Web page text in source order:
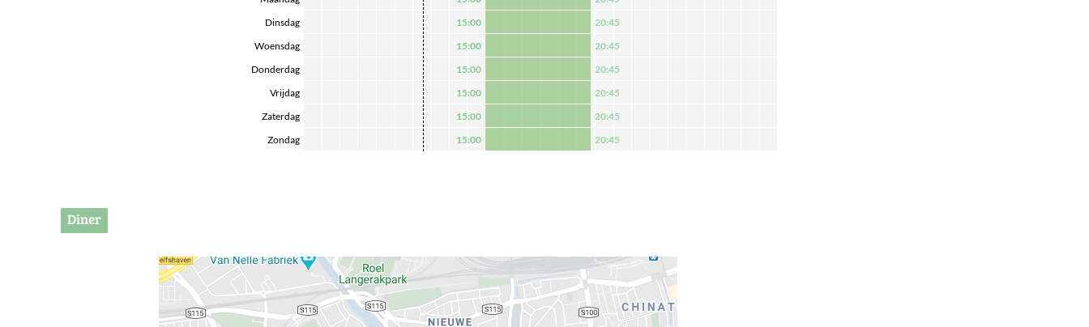
Dinsdag
15:00
20:45
Woensdag
15:00
20:45
Donderdag
15:00
20:45
Vrijdag
15:00
20:45
Zaterdag
15:00
20:45
Zondag
15:00 20:45
Diner